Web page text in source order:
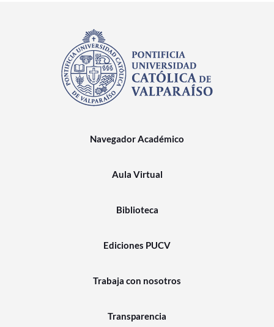
Navegador Académico
Aula Virtual
Biblioteca
Ediciones PUCV
Trabaja con nosotros
Transparencia